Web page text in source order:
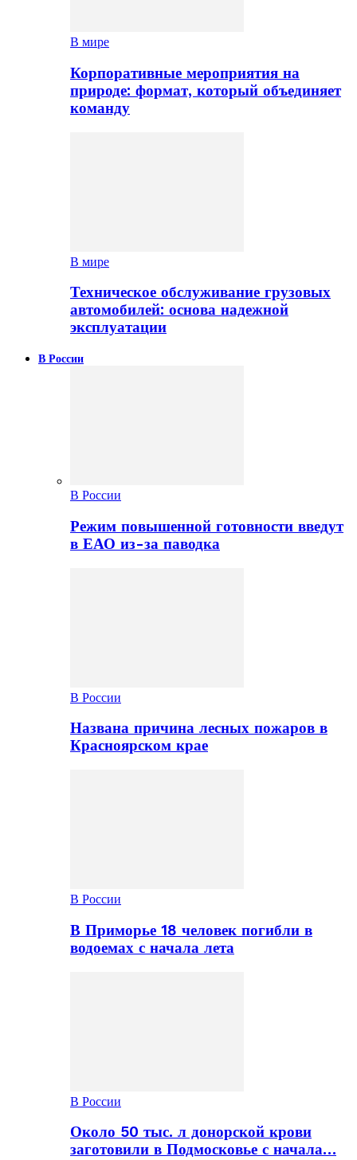
В мире
Корпоративные мероприятия на
природе: формат, который объединяет
команду
В мире
Техническое обслуживание грузовых
автомобилей: основа надежной
эксплуатации
В России
В России
Режим повышенной готовности введут
в ЕАО из-за паводка
В России
Названа причина лесных пожаров в
Красноярском крае
В России
В Приморье 18 человек погибли в
водоемах с начала лета
В России
Около 50 тыс. л донорской крови
заготовили в Подмосковье с начала…